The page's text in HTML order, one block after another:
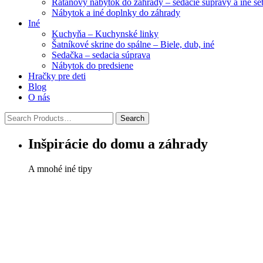
Nábytok a iné doplnky do záhrady
Iné
Kuchyňa – Kuchynské linky
Šatníkové skrine do spálne – Biele, dub, iné
Sedačka – sedacia súprava
Nábytok do predsiene
Hračky pre deti
Blog
O nás
Inšpirácie do domu a záhrady
A mnohé iné tipy